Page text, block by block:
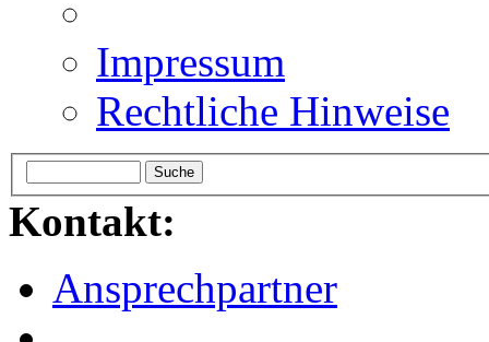
Impressum
Rechtliche Hinweise
Kontakt:
Ansprechpartner